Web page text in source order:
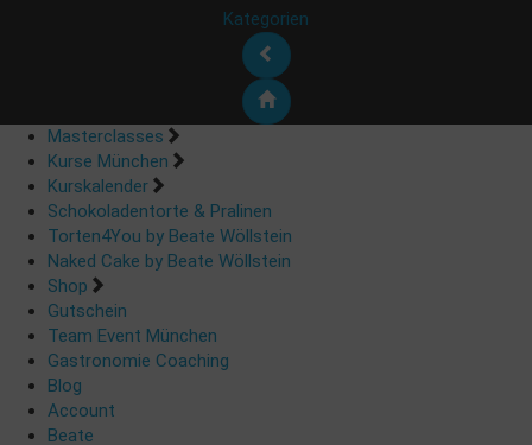
Kategorien
Masterclasses
Kurse München
Kurskalender
Schokoladentorte & Pralinen
Torten4You by Beate Wöllstein
Naked Cake by Beate Wöllstein
Shop
Gutschein
Team Event München
Gastronomie Coaching
Blog
Account
Beate